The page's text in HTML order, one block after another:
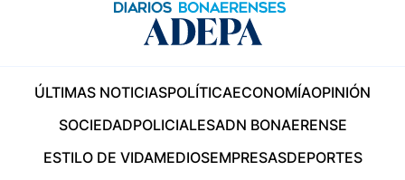
ÚLTIMAS NOTICIASPOLÍTICAECONOMÍAOPINIÓN
SOCIEDADPOLICIALESADN BONAERENSE
ESTILO DE VIDAMEDIOSEMPRESASDEPORTES